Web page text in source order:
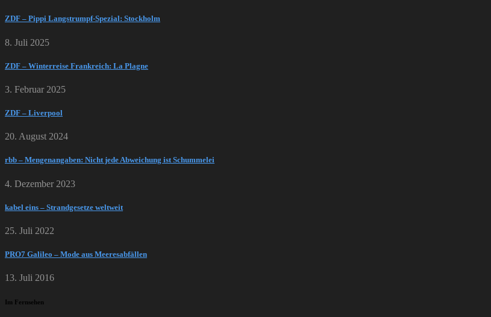
ZDF – Pippi Langstrumpf-Spezial: Stockholm
8. Juli 2025
ZDF – Winterreise Frankreich: La Plagne
3. Februar 2025
ZDF – Liverpool
20. August 2024
rbb – Mengenangaben: Nicht jede Abweichung ist Schummelei
4. Dezember 2023
kabel eins – Strandgesetze weltweit
25. Juli 2022
PRO7 Galileo – Mode aus Meeresabfällen
13. Juli 2016
Im Fernsehen